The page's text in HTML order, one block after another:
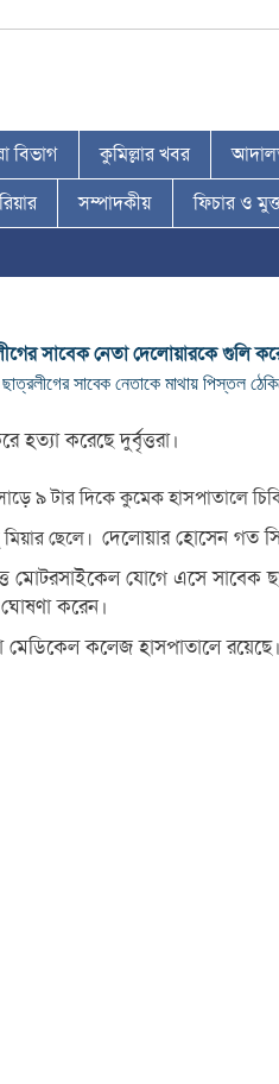
বিভাগ কুমিল্লার খবর
সম্পাদকীয় ফিচার ও
সাবেক নেতা দেলোয়ারকে গুলি
সাবেক নেতাকে মাথায় পিস্তল
করেছে দুর্বৃত্তরা।
৯ টার দিকে কুমেক হাসপাতালে
ছেলে। দেলোয়ার হোসেন গত
মোটরসাইকেল যোগে এসে সাবেক
করেন।
মেডিকেল কলেজ হাসপাতালে